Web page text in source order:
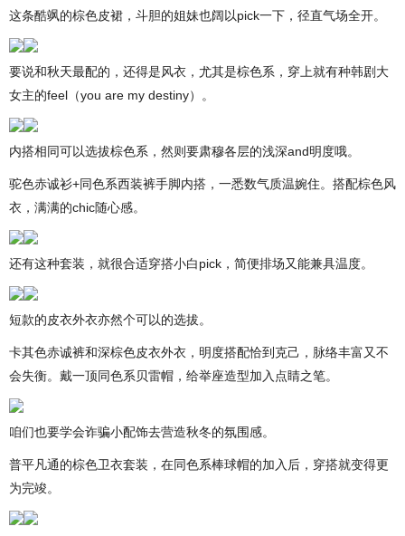
这条酷飒的棕色皮裙，斗胆的姐妹也阔以pick一下，径直气场全开。
要说和秋天最配的，还得是风衣，尤其是棕色系，穿上就有种韩剧大
女主的feel（you are my destiny）。
内搭相同可以选拔棕色系，然则要肃穆各层的浅深and明度哦。
驼色赤诚衫+同色系西装裤手脚内搭，一悉数气质温婉住。搭配棕色风
衣，满满的chic随心感。
还有这种套装，就很合适穿搭小白pick，简便排场又能兼具温度。
短款的皮衣外衣亦然个可以的选拔。
卡其色赤诚裤和深棕色皮衣外衣，明度搭配恰到克己，脉络丰富又不
会失衡。戴一顶同色系贝雷帽，给举座造型加入点睛之笔。
咱们也要学会诈骗小配饰去营造秋冬的氛围感。
普平凡通的棕色卫衣套装，在同色系棒球帽的加入后，穿搭就变得更
为完竣。